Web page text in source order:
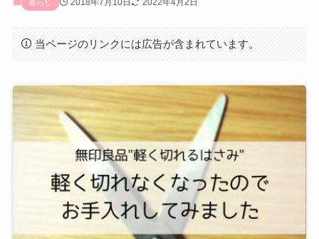
暮らし 2018年7月10日 2022年4月2日
当ページのリンクには広告が含まれています。